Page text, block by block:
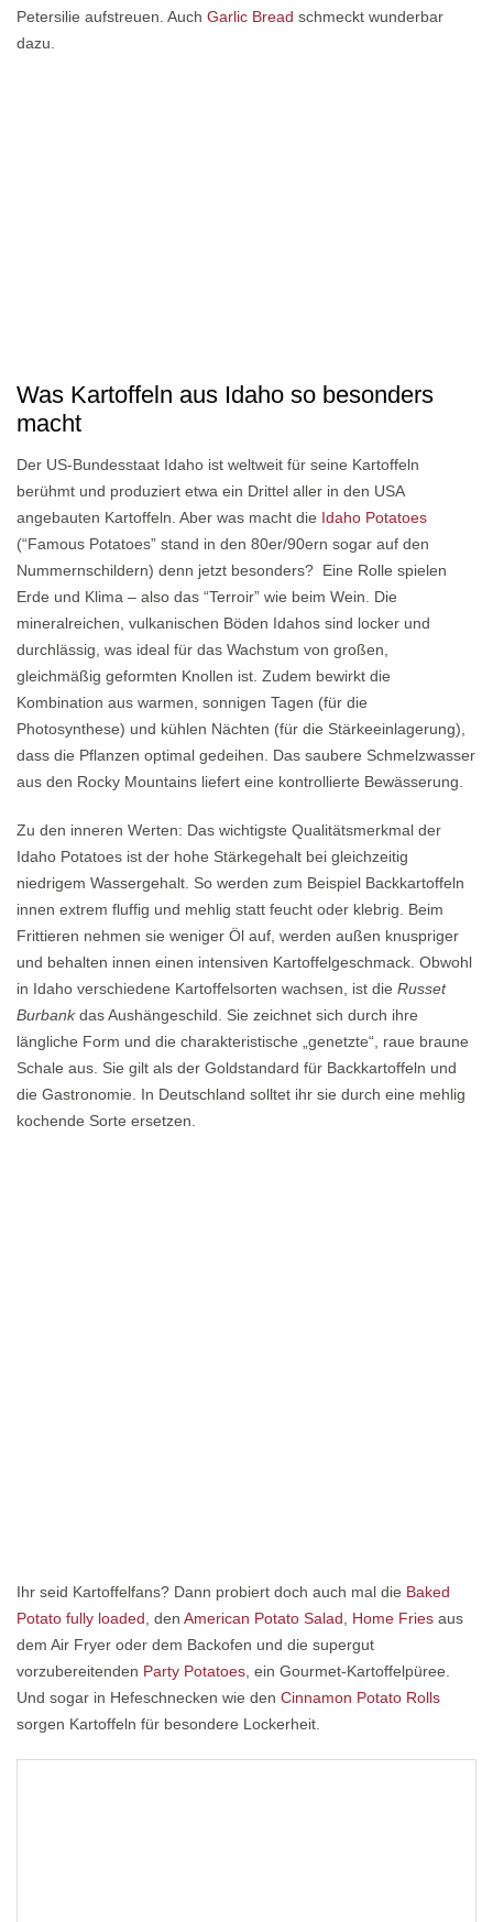
Petersilie aufstreuen. Auch Garlic Bread schmeckt wunderbar
dazu.
Was Kartoffeln aus Idaho so besonders
macht
Der US-Bundesstaat Idaho ist weltweit für seine Kartoffeln
berühmt und produziert etwa ein Drittel aller in den USA
angebauten Kartoffeln. Aber was macht die Idaho Potatoes
(“Famous Potatoes” stand in den 80er/90ern sogar auf den
Nummernschildern) denn jetzt besonders? Eine Rolle spielen
Erde und Klima – also das “Terroir” wie beim Wein. Die
mineralreichen, vulkanischen Böden Idahos sind locker und
durchlässig, was ideal für das Wachstum von großen,
gleichmäßig geformten Knollen ist. Zudem bewirkt die
Kombination aus warmen, sonnigen Tagen (für die
Photosynthese) und kühlen Nächten (für die Stärkeeinlagerung),
dass die Pflanzen optimal gedeihen. Das saubere Schmelzwasser
aus den Rocky Mountains liefert eine kontrollierte Bewässerung.
Zu den inneren Werten: Das wichtigste Qualitätsmerkmal der
Idaho Potatoes ist der hohe Stärkegehalt bei gleichzeitig
niedrigem Wassergehalt. So werden zum Beispiel Backkartoffeln
innen extrem fluffig und mehlig statt feucht oder klebrig. Beim
Frittieren nehmen sie weniger Öl auf, werden außen knuspriger
und behalten innen einen intensiven Kartoffelgeschmack. Obwohl
in Idaho verschiedene Kartoffelsorten wachsen, ist die Russet
Burbankdas Aushängeschild. Sie zeichnet sich durch ihre
längliche Form und die charakteristische „genetzte“, raue braune
Schale aus. Sie gilt als der Goldstandard für Backkartoffeln und
die Gastronomie. In Deutschland solltet ihr sie durch eine mehlig
kochende Sorte ersetzen.
Ihr seid Kartoffelfans? Dann probiert doch auch mal die Baked
Potato fully loaded, den American Potato Salad, Home Fries aus
dem Air Fryer oder dem Backofen und die supergut
vorzubereitenden Party Potatoes, ein Gourmet-Kartoffelpüree.
Und sogar in Hefeschnecken wie den Cinnamon Potato Rolls
sorgen Kartoffeln für besondere Lockerheit.